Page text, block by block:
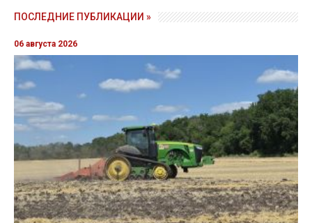
ПОСЛЕДНИЕ ПУБЛИКАЦИИ »
06 августа 2026